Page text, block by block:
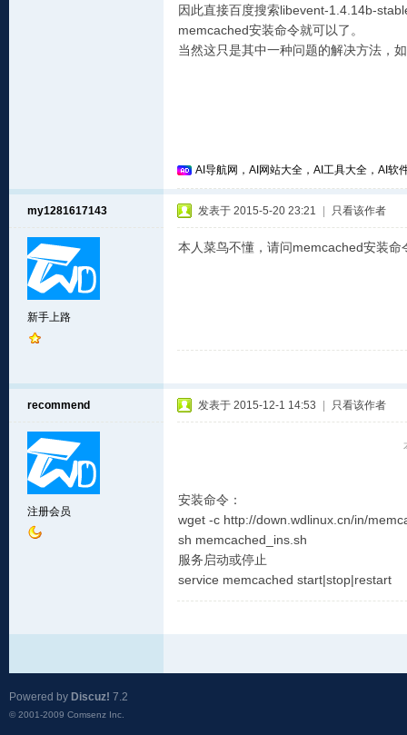
因此直接百度搜索libevent-1.4.14b-
memcached安装命令就可以了。
当然这只是其中一种问题的解决方法，
AI导航网，AI网站大全，AI工具大全，AI软
my1281617143
新手上路
发表于 2015-5-20 23:21 只看该作者
本人菜鸟不懂，请问memcached安装命
recommend
注册会员
发表于 2015-12-1 14:53 只看该作者
安装命令：
wget -c http://down.wdlinux.cn/in/
sh memcached_ins.sh
服务启动或停止
service memcached start|stop|restart
Powered by Discuz! 7.2
© 2001-2009 Comsenz Inc.